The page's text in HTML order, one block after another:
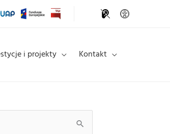
i projekty Kontakt